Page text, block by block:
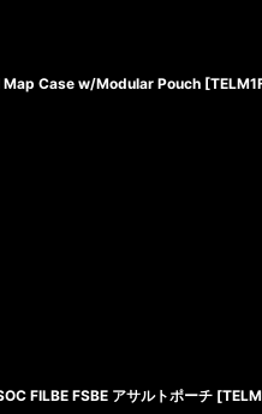
Map Case w/Modular Pouch [
FILBE FSBE アサルトポーチ [